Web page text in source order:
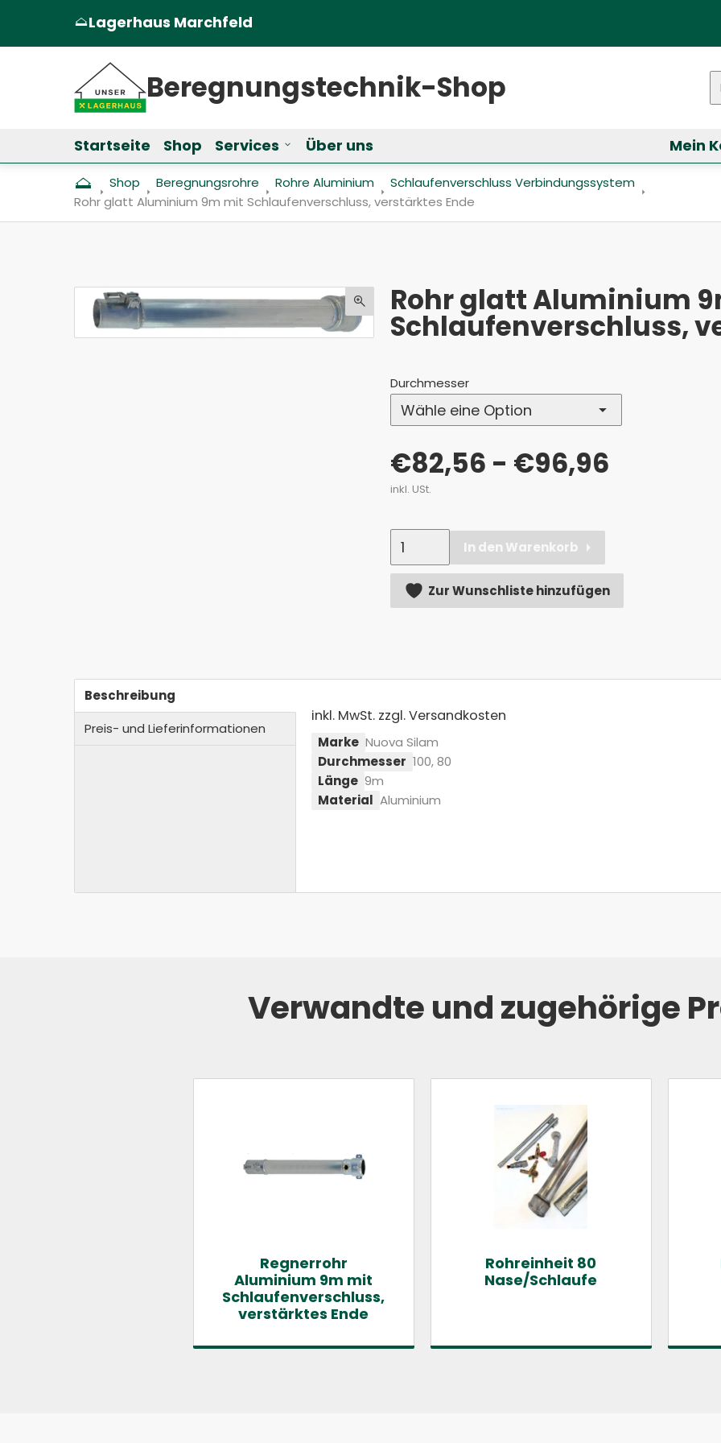
Lagerhaus Marchfeld
(Öffnet in einem neuen Tab oder Fenster)
Beregnungs­technik-Shop
Startseite Shop Services Untermenü für &bdquo;Services&ldquo; anzeigen
Über uns Mein
Shop Beregnungs­rohre Rohre Aluminium
Schlaufenverschluss Verbindungssystem
Aktuell: Rohr glatt Aluminium 9m mit Schlaufenverschluss, verstärktes Ende
Rohr glatt Aluminium 9m mit Schlaufenverschluss, verstärktes Ende
Rohr glatt Aluminium
Schlaufenverschluss,
Durchmesser
€82,56 - €96,96
inkl. USt.
Anzahl
In den Warenkorb
Alternative:
Zur Wunschliste hinzufügen
Beschreibung
Preis- und Lieferinformationen
inkl. MwSt. zzgl. Versandkosten
Nuova Silam
Marke
100, 80
Durchmesser
9m
Länge
Aluminium
Material
Verwandte und zugehörige
Regnerrohr
Aluminium 9m mit
Schlaufenverschluss,
verstärktes Ende
Rohreinheit 80
Nase/Schlaufe